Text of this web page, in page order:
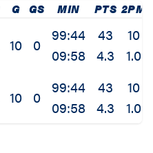
G GS MIN PTS 2PM
10 0
99:44
09:58
43
4.3
10
1.0
10 0
99:44
09:58
43
4.3
10
1.0